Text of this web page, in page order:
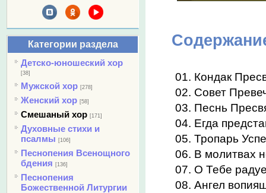
Категории раздела
Детско-юношеский хор
[38]
Мужской хор [278]
Женский хор [58]
Смешаный хор [171]
Духовные стихи и
псалмы [106]
Песнопения Всенощного
бдения [136]
Песнопения
Божественной Литургии
01. Кондак
02. Совет
03. Песнь
04. Егда
05. Тропарь
06. В молитвах
07. О Тебе
08. Ангел